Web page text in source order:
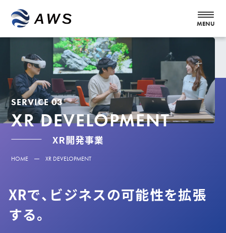
SERVICE 03
XR DEVELOPMENT
XR開発事業
HOME XR DEVELOPMENT
XRで、ビジネスの可能性を拡張
する。